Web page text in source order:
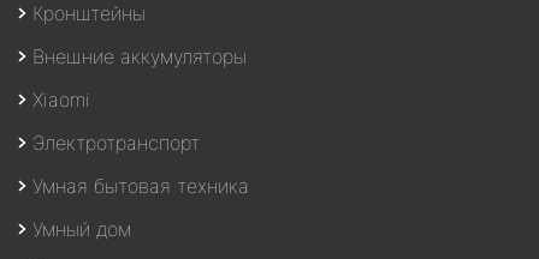
Кронштейны
Внешние аккумуляторы
Xiaomi
Электротранспорт
Умная бытовая техника
Умный дом